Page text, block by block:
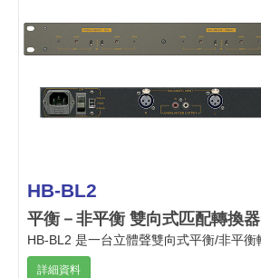
HB-BL2
平衡－非平衡 雙向式匹配轉換器
詳細資料